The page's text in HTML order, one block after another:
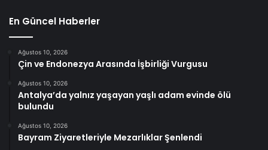
En Güncel Haberler
Ağustos 10, 2026
Çin ve Endonezya Arasında İşbirliği Vurgusu
Ağustos 10, 2026
Antalya’da yalnız yaşayan yaşlı adam evinde ölü
bulundu
Ağustos 10, 2026
Bayram Ziyaretleriyle Mezarlıklar Şenlendi